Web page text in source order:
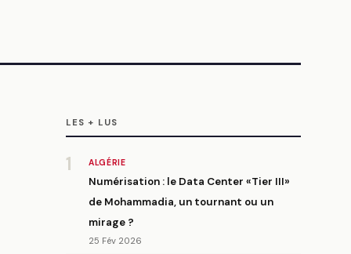
LES + LUS
1 ALGÉRIE
Numérisation : le Data Center «Tier III»
de Mohammadia, un tournant ou un
mirage ?
25 Fév 2026